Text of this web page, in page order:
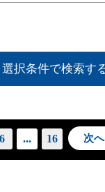
6 ... 16 次へ